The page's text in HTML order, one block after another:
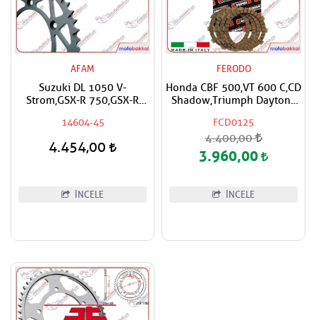
AFAM
Suzuki DL 1050 V-
Strom,GSX-R 750,GSX-R
600,650 AFAM Arka Dişli
14604-45
4.454,00
İNCELE
FERODO
Honda CBF 500,VT 600 C,CD
Shadow,Triumph Daytona
Balata Takımı
FCD0125
4.400,00
3.960,00
İNCELE